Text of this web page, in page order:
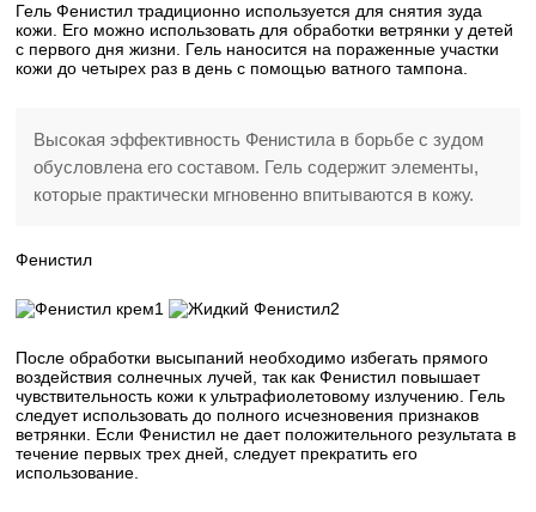
Гель Фенистил традиционно используется для снятия зуда
кожи. Его можно использовать для обработки ветрянки у детей
с первого дня жизни. Гель наносится на пораженные участки
кожи до четырех раз в день с помощью ватного тампона.
Высокая эффективность Фенистила в борьбе с зудом
обусловлена его составом. Гель содержит элементы,
которые практически мгновенно впитываются в кожу.
Фенистил
1 2
После обработки высыпаний необходимо избегать прямого
воздействия солнечных лучей, так как Фенистил повышает
чувствительность кожи к ультрафиолетовому излучению. Гель
следует использовать до полного исчезновения признаков
ветрянки. Если Фенистил не дает положительного результата в
течение первых трех дней, следует прекратить его
использование.